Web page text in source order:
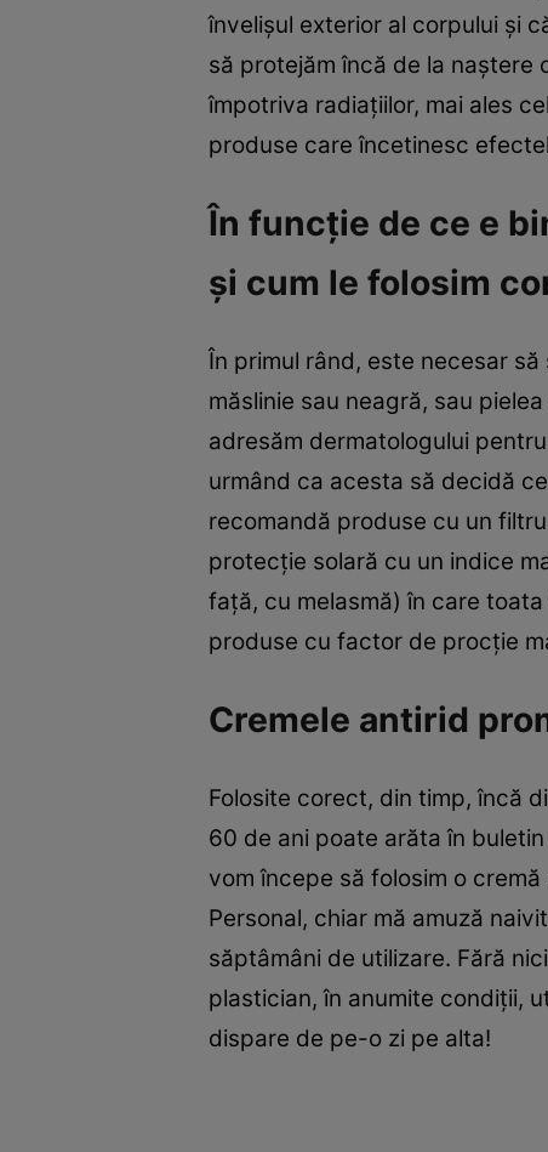
învelişul exterior al corpului şi
să protejăm încă de la
împotriva radiaţiilor, mai ales
produse care încetinesc
În funcţie de ce e
şi cum le folosim
În primul rând, este necesar
măslinie sau neagră, sau
adresăm dermatologului
urmând ca acesta să decidă
recomandă produse cu un
protecţie solară cu un indice
faţă, cu melasmă) în care
produse cu factor de procţie
Cremele antirid
Folosite corect, din timp, încă
60 de ani poate arăta în
vom începe să folosim o
Personal, chiar mă amuză
săptâmâni de utilizare. Fără
plastician, în anumite condiţii,
dispare de pe-o zi pe alta!